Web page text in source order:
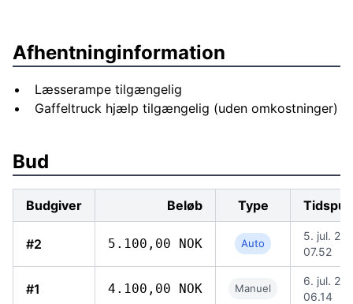
Afhentninginformation
Læsserampe tilgængelig
Gaffeltruck hjælp tilgængelig (uden omkostninger)
Bud
Budgiver Beløb Type
#2 5.100,00 NOK Auto
5. jul.
07.52
#1 4.100,00 NOK Manuel
6. jul.
06.14